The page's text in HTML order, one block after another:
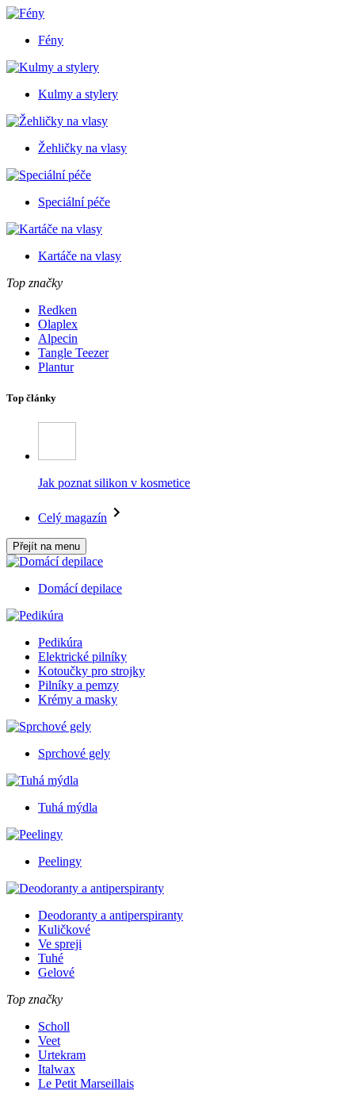
Fény
Kulmy a stylery
Žehličky na vlasy
Speciální péče
Kartáče na vlasy
Top značky
Redken
Olaplex
Alpecin
Tangle Teezer
Plantur
Top články
Jak poznat silikon v kosmetice
Celý magazín
Přejít na menu
Domácí depilace
Pedikúra
Elektrické pilníky
Kotoučky pro strojky
Pilníky a pemzy
Krémy a masky
Sprchové gely
Tuhá mýdla
Peelingy
Deodoranty a antiperspiranty
Kuličkové
Ve spreji
Tuhé
Gelové
Top značky
Scholl
Veet
Urtekram
Italwax
Le Petit Marseillais